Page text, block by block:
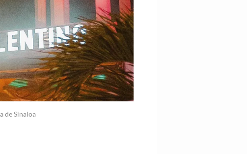
de Sinaloa